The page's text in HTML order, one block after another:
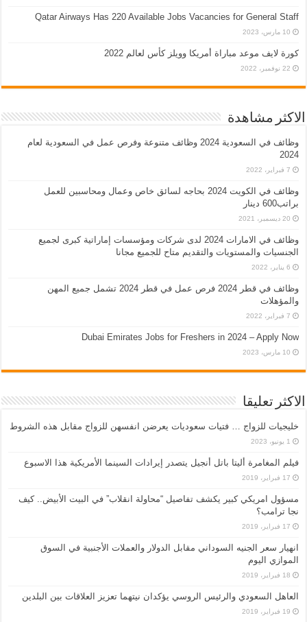
Qatar Airways Has 220 Available Jobs Vacancies for General Staff
10 مارس، 2023
كورة لايف موعد مباراة أمريكا وويلز كأس لعالم 2022
22 نوفمبر، 2022
الاكثر مشاهدة
وظائف في السعودية 2024 وظائف متنوعة وفرص عمل في السعودية لعام
2024
7 فبراير، 2022
وظائف في الكويت 2024 بحاجه لسائق خاص وعمال ومحاسبين للعمل
براتب600 دينار
20 ديسمبر، 2021
وظائف في الامارات 2024 لدى شركات ومؤسسات إماراتية كبرى لجميع
الجنسيات والمستويات والتقديم متاح للجميع مجانا
6 يناير، 2022
وظائف في قطر 2024 فرص عمل في قطر 2024 تشمل جميع المهن
والمؤهلات
7 فبراير، 2022
Dubai Emirates Jobs for Freshers in 2024 – Apply Now
10 مارس، 2023
الاكثر تعليقا
خليجيات للزواج … فتيات سعوديات يعرضن انفسهن للزواج مقابل هذه الشروط
1 يونيو، 2023
فيلم المغامرة أليتا‭ ‬باتل أنجيل يتصدر إيرادات السينما الأمريكية هذا الاسبوع
17 فبراير، 2019
مسؤول امريكي كبير يكشف تفاصيل “محاولة انقلاب” في البيت الأبيض.. كيف
نجا ترامب؟
17 فبراير، 2019
انهيار سعر الجنيه السوداني مقابل الدولار والعملات الأجنبية في السوق
الموازي اليوم
18 فبراير، 2019
العاهل السعودي والرئيس الروسي يؤكدان نيتهما تعزيز العلاقات بين البلدين
19 فبراير، 2019